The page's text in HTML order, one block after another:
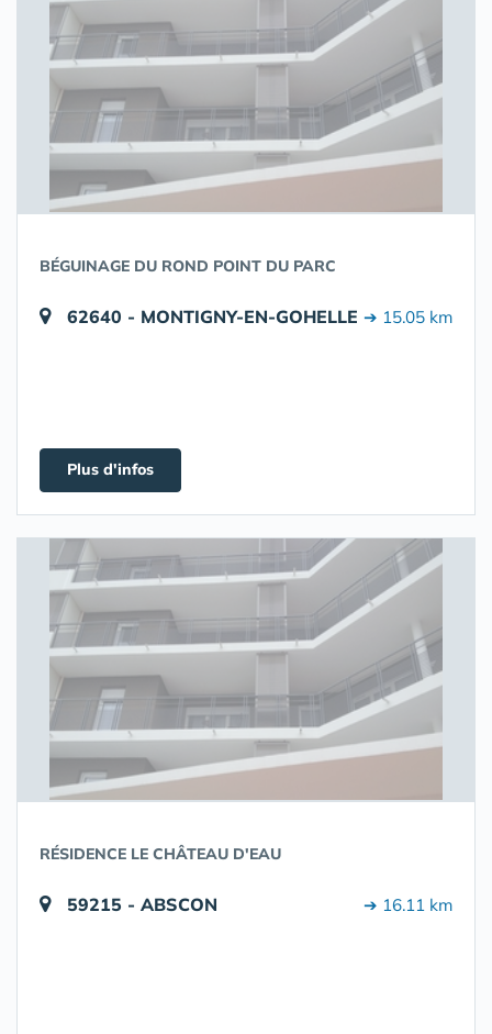
BÉGUINAGE DU ROND POINT DU PARC
62640 - MONTIGNY-EN-GOHELLE ➔ 15.05 km
Plus d'infos
RÉSIDENCE LE CHÂTEAU D'EAU
59215 - ABSCON ➔ 16.11 km